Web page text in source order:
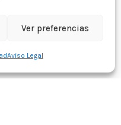
Ver preferencias
Aviso Legal